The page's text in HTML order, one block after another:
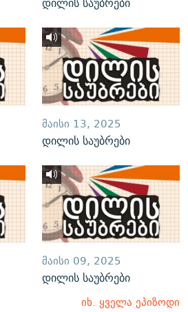
ᲛᲐᲘᲡᲘ 13, 2025
დილის საუბრები
ᲛᲐᲘᲡᲘ 09, 2025
დილის საუბრები
იხ. ყველა ეპიზოდი